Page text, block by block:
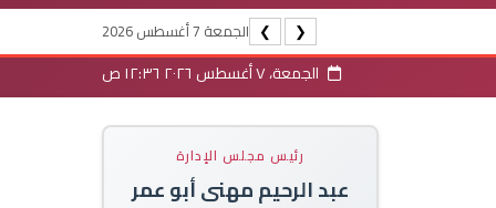
❮
❯ الجمعة 7 أغسطس 2026
الجمعة، ٧ أغسطس ٢٠٢٦ ١٢:٣٦ ص
رئيس مجلس الإدارة
عبد الرحيم مهنى أبو عمر